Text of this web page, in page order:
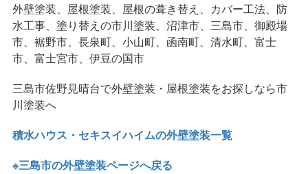
外壁塗装、屋根塗装、屋根の葺き替え、カバー工法、防
水工事、塗り替えの市川塗装、沼津市、三島市、御殿場
市、裾野市、長泉町、小山町、函南町、清水町、富士
市、富士宮市、伊豆の国市
三島市佐野見晴台で外壁塗装・屋根塗装をお探しなら市
川塗装へ
積水ハウス・セキスイハイムの外壁塗装一覧
※三島市の外壁塗装ページへ戻る